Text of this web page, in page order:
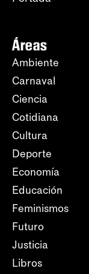
Áreas
Ambiente
Carnaval
Ciencia
Cotidiana
Cultura
Deporte
Economía
Educación
Feminismos
Futuro
Justicia
Libros